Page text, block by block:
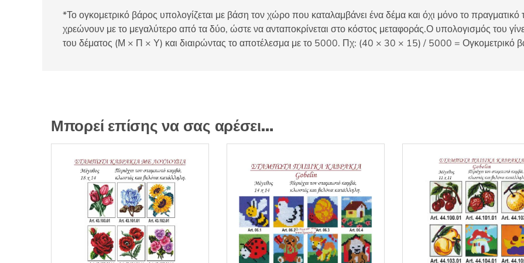
*Το ογκομετρικό βάρος υπολογίζεται με βάση τον χώρο που καταλαμβάνει ένα δέμα και όχι μόνο το πραγματικό
χρεώνουν με το μεγαλύτερο από τα δύο, ώστε να ανταποκρίνεται στο κόστος μεταφοράς.Ο υπολογισμός του
του δέματος (Μ × Π × Υ) και διαιρώντας το αποτέλεσμα με το 5000. Πχ: (40 × 30 × 15) / 5000 = Ογκομετρικό
Μπορεί επίσης να σας αρέσει…